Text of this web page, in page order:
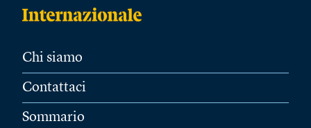
Chi siamo
Contattaci
Sommario